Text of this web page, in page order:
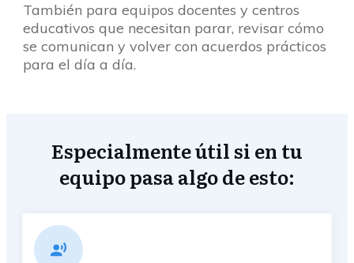
También para equipos docentes y centros
educativos que necesitan parar, revisar cómo
se comunican y volver con acuerdos prácticos
para el día a día.
Especialmente útil si en tu
equipo pasa algo de esto: